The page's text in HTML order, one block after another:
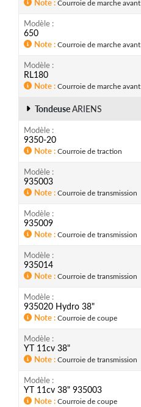
Note Courroie de marche avant
Modèle
650
Note Courroie de marche avant
Modèle
RL180
Note Courroie de marche avant
TondeuseARIENS
Modèle
9350-20
Note Courroie de traction
Modèle
935003
Note Courroie de transmission
Modèle
935009
Note Courroie de transmission
Modèle
935014
Note Courroie de transmission
Modèle
935020 Hydro 38"
Note Courroie de coupe
Modèle
YT 11cv 38"
Note Courroie de transmission
Modèle
YT 11cv 38" 935003
Note Courroie de coupe